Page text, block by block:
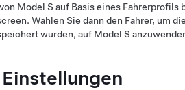
Model S auf Basis eines Fahrerprofils
. Wählen Sie dann den Fahrer, um
wurden, auf Model S